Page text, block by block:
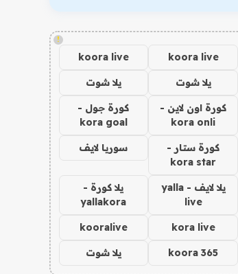
!
koora live
koora live
يلا شوت يلا شوت
كورة اون لاين -
kora onli
كورة جول -
kora goal
كورة ستار -
kora star
سوريا لايف
يلا لايف - yalla
live
يلا كورة -
yallakora
kora live
kooralive
koora 365 يلا شوت